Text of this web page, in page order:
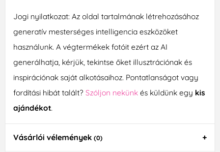
Jogi nyilatkozat: Az oldal tartalmának létrehozásához
generatív mesterséges intelligencia eszközöket
használunk. A végtermékek fotóit ezért az AI
generálhatja, kérjük, tekintse őket illusztrációnak és
inspirációnak saját alkotásaihoz. Pontatlanságot vagy
fordítási hibát talált? Szóljon nekünkés küldünk egy kis
ajándékot.
Vásárlói vélemények (0)